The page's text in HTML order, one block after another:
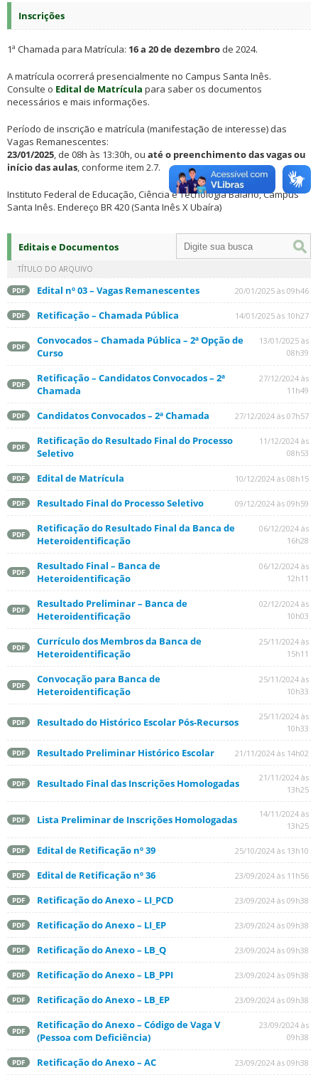
Inscrições
1ª Chamada para Matrícula: 16 a 20 de dezembro de 2024.
A matrícula ocorrerá presencialmente no Campus Santa Inês.
Consulte o Edital de Matrícula para saber os documentos
necessários e mais informações.
Período de inscrição e matrícula (manifestação de interesse) das
Vagas Remanescentes:
23/01/2025, de 08h às 13:30h, ou até o preenchimento das vagas ou
início das aulas, conforme item 2.7.
Instituto Federal de Educação, Ciência e Tecnologia Baiano, Campus
Santa Inês. Endereço BR 420 (Santa Inês X Ubaíra)
Editais e Documentos
TÍTULO DO ARQUIVO
PDF Edital nº 03 – Vagas Remanescentes 20/01/2025 às 09h46
PDF Retificação – Chamada Pública 14/01/2025 às 10h27
PDF
Convocados – Chamada Pública – 2ª Opção de
Curso
13/01/2025 às
08h39
PDF
Retificação – Candidatos Convocados – 2ª
Chamada
27/12/2024 às
11h49
PDF Candidatos Convocados – 2ª Chamada 27/12/2024 às 07h57
PDF
Retificação do Resultado Final do Processo
Seletivo
11/12/2024 às
08h53
PDF Edital de Matrícula 10/12/2024 às 08h15
PDF Resultado Final do Processo Seletivo 09/12/2024 às 09h59
PDF
Retificação do Resultado Final da Banca de
Heteroidentificação
06/12/2024 às
16h28
PDF
Resultado Final – Banca de
Heteroidentificação
06/12/2024 às
12h11
PDF
Resultado Preliminar – Banca de
Heteroidentificação
02/12/2024 às
10h03
PDF
Currículo dos Membros da Banca de
Heteroidentificação
25/11/2024 às
15h11
PDF
Convocação para Banca de
Heteroidentificação
25/11/2024 às
10h33
PDF Resultado do Histórico Escolar Pós-Recursos
25/11/2024 às
10h33
PDF Resultado Preliminar Histórico Escolar 21/11/2024 às 14h02
PDF Resultado Final das Inscrições Homologadas
21/11/2024 às
13h25
PDF Lista Preliminar de Inscrições Homologadas
14/11/2024 às
13h25
PDF Edital de Retificação nº 39 25/10/2024 às 13h10
PDF Edital de Retificação nº 36 23/09/2024 às 11h56
PDF Retificação do Anexo – LI_PCD 23/09/2024 às 09h38
PDF Retificação do Anexo – LI_EP 23/09/2024 às 09h38
PDF Retificação do Anexo – LB_Q 23/09/2024 às 09h38
PDF Retificação do Anexo – LB_PPI 23/09/2024 às 09h38
PDF Retificação do Anexo – LB_EP 23/09/2024 às 09h38
PDF
Retificação do Anexo – Código de Vaga V
(Pessoa com Deficiência)
23/09/2024 às
09h38
PDF Retificação do Anexo – AC 23/09/2024 às 09h38